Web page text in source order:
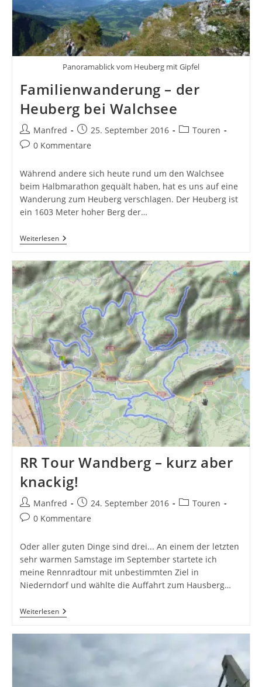
Panoramablick vom Heuberg mit Gipfel
Familienwanderung – der
Heuberg bei Walchsee
Beitrags-
Autor:
Manfred
Beitrag
veröffentlicht:
25. September 2016
Beitrags-
Touren
Beitrags-
0 Kommentare
Während andere sich heute rund um den Walchsee
beim Halbmarathon gequält haben, hat es uns auf eine
Wanderung zum Heuberg verschlagen. Der Heuberg ist
ein 1603 Meter hoher Berg der…
WeiterlesenFamilienwanderung
–
Heuberg
Bei
Walchsee
RR Tour Wandberg – kurz aber
knackig!
Beitrags-
Autor:
Manfred
Beitrag
veröffentlicht:
24. September 2016
Beitrags-
Touren
Beitrags-
0 Kommentare
Oder aller guten Dinge sind drei... An einem der letzten
sehr warmen Samstage im September startete ich
meine Rennradtour mit unbestimmten Ziel in
Niederndorf und wählte die Auffahrt zum Hausberg…
WeiterlesenRR
Tour